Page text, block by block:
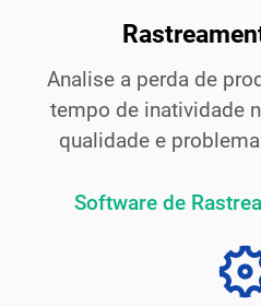
Analise a perda de
tempo de inatividade
qualidade e
Software de